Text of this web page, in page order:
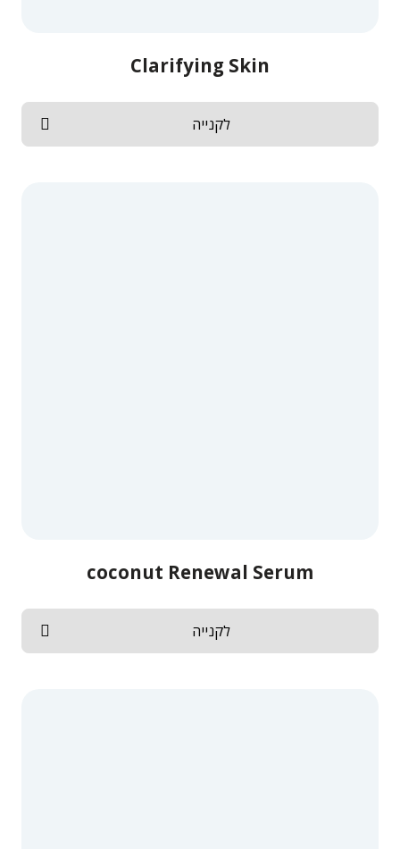
Clarifying Skin
לקנייה
coconut Renewal Serum
לקנייה